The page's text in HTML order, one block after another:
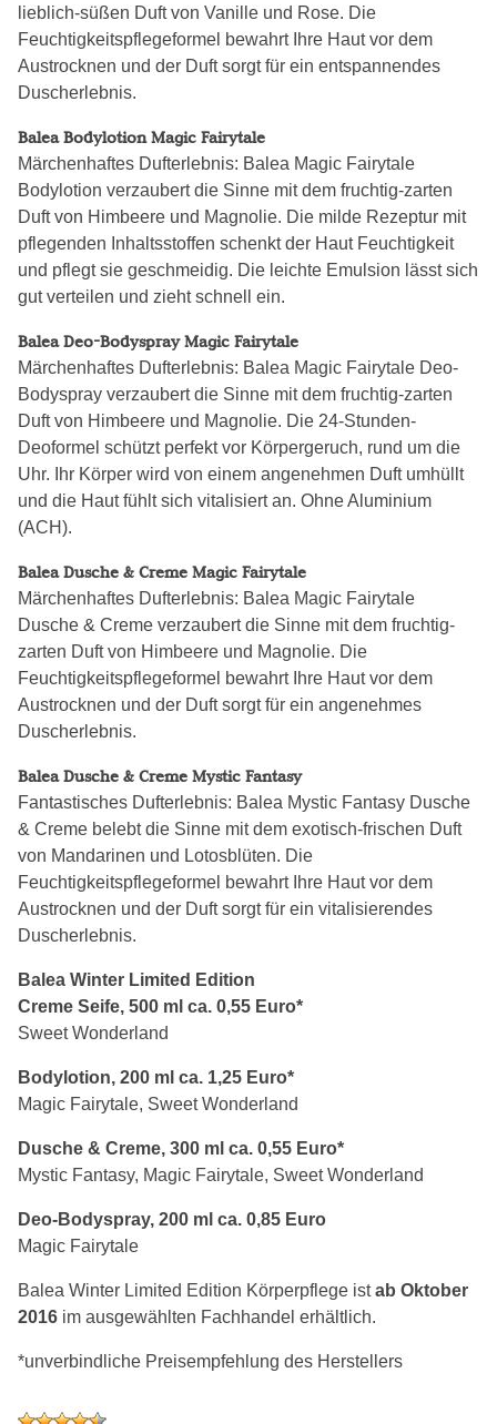
lieblich-süßen Duft von Vanille und Rose. Die
Feuchtigkeitspflegeformel bewahrt Ihre Haut vor dem
Austrocknen und der Duft sorgt für ein entspannendes
Duscherlebnis.
Balea Bodylotion Magic Fairytale
Märchenhaftes Dufterlebnis: Balea Magic Fairytale
Bodylotion verzaubert die Sinne mit dem fruchtig-zarten
Duft von Himbeere und Magnolie. Die milde Rezeptur mit
pflegenden Inhaltsstoffen schenkt der Haut Feuchtigkeit
und pflegt sie geschmeidig. Die leichte Emulsion lässt sich
gut verteilen und zieht schnell ein.
Balea Deo-Bodyspray Magic Fairytale
Märchenhaftes Dufterlebnis: Balea Magic Fairytale Deo-
Bodyspray verzaubert die Sinne mit dem fruchtig-zarten
Duft von Himbeere und Magnolie. Die 24-Stunden-
Deoformel schützt perfekt vor Körpergeruch, rund um die
Uhr. Ihr Körper wird von einem angenehmen Duft umhüllt
und die Haut fühlt sich vitalisiert an. Ohne Aluminium
(ACH).
Balea Dusche & Creme Magic Fairytale
Märchenhaftes Dufterlebnis: Balea Magic Fairytale
Dusche & Creme verzaubert die Sinne mit dem fruchtig-
zarten Duft von Himbeere und Magnolie. Die
Feuchtigkeitspflegeformel bewahrt Ihre Haut vor dem
Austrocknen und der Duft sorgt für ein angenehmes
Duscherlebnis.
Balea Dusche & Creme Mystic Fantasy
Fantastisches Dufterlebnis: Balea Mystic Fantasy Dusche
& Creme belebt die Sinne mit dem exotisch-frischen Duft
von Mandarinen und Lotosblüten. Die
Feuchtigkeitspflegeformel bewahrt Ihre Haut vor dem
Austrocknen und der Duft sorgt für ein vitalisierendes
Duscherlebnis.
Balea Winter Limited Edition
Creme Seife, 500 ml ca. 0,55 Euro*
Sweet Wonderland
Bodylotion, 200 ml ca. 1,25 Euro*
Magic Fairytale, Sweet Wonderland
Dusche & Creme, 300 ml ca. 0,55 Euro*
Mystic Fantasy, Magic Fairytale, Sweet Wonderland
Deo-Bodyspray, 200 ml ca. 0,85 Euro
Magic Fairytale
Balea Winter Limited Edition Körperpflege istab Oktober
2016 im ausgewählten Fachhandel erhältlich.
*unverbindliche Preisempfehlung des Herstellers